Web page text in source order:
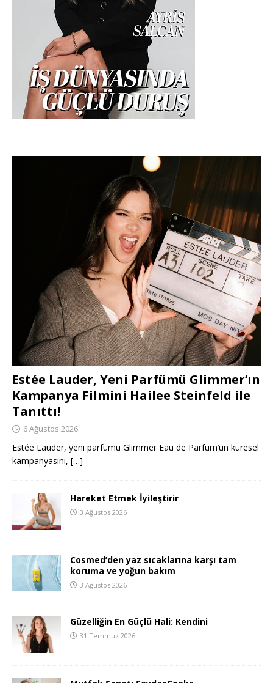
Estée Lauder, Yeni Parfümü Glimmer’ın
Kampanya Filmini Hailee Steinfeld ile
Tanıttı!
6 Ağustos 2026
Estée Lauder, yeni parfümü Glimmer Eau de Parfum’ün küresel
kampanyasını, […]
Hareket Etmek İyileştirir
3 Ağustos 2026
Cosmed’den yaz sıcaklarına karşı tam
koruma ve yoğun bakım
3 Ağustos 2026
Güzelliğin En Güçlü Hali: Kendini
31 Temmuz 2026